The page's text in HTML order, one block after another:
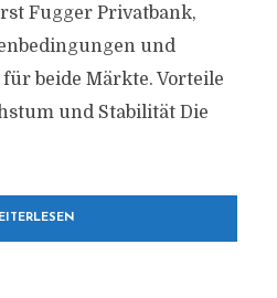
Fugger Privatbank,
und
beide Märkte. Vorteile
und Stabilität Die